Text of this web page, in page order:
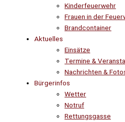
Kinderfeuerwehr
Frauen in der
Brandcontainer
Aktuelles
Einsätze
Termine &
Nachrichten &
Bürgerinfos
Wetter
Notruf
Rettungsgasse